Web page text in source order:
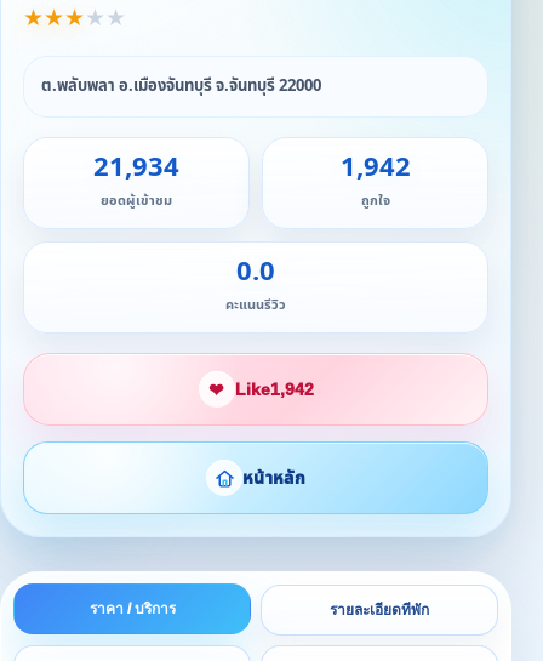
★★★★ ★
ต.พลับพลา อ.เมืองจันทบุรี จ.จันทบุรี 22000
21,934
ยอดผู้เข้าชม
1,942
ถูกใจ
0.0
คะแนนรีวิว
❤ Like1,942
หน้าหลัก
ราคา / บริการ รายละเอียดที่พัก